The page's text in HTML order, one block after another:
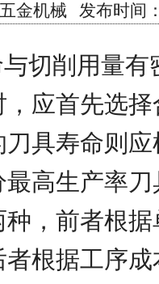
金机械 发布时间
削用量有
，应首先选
具寿命则
高生产率
，前者根
者根据工序